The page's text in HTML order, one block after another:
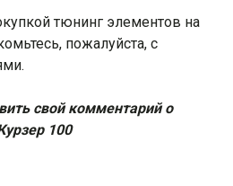
тюнинг элементов на
пожалуйста, с
.
свой комментарий о
100